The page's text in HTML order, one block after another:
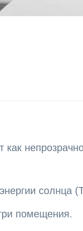
солнца
помещения.